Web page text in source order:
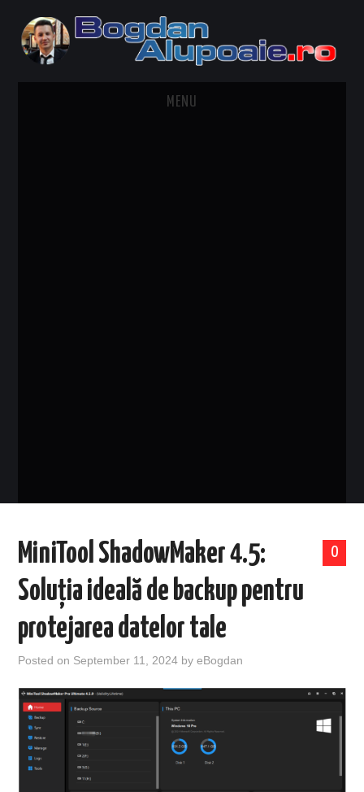
MENU
0
MiniTool ShadowMaker 4.5:
Soluția ideală de backup pentru
protejarea datelor tale
Posted on September 11, 2024 byeBogdan